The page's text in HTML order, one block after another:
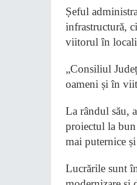
Șeful
infrastructură,
viitorul în
„Consiliul
oameni și în
La rândul său,
proiectul la
mai puternice
Lucrările sunt